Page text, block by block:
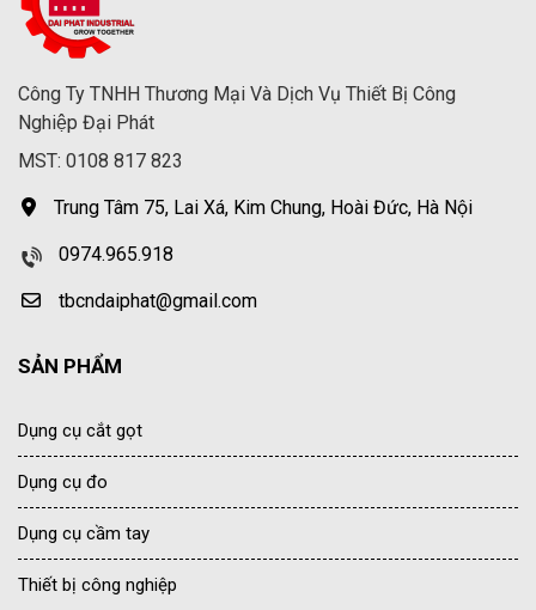
Công Ty TNHH Thương Mại Và Dịch Vụ Thiết Bị Công
Nghiệp Đại Phát
MST: 0108 817 823
Trung Tâm 75, Lai Xá, Kim Chung, Hoài Đức, Hà Nội
0974.965.918
tbcndaiphat@gmail.com
SẢN PHẨM
Dụng cụ cắt gọt
Dụng cụ đo
Dụng cụ cầm tay
Thiết bị công nghiệp